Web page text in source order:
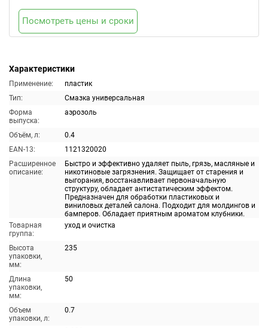
Характеристики
Применение:
пластик
Тип:
Смазка универсальная
Форма
выпуска:
аэрозоль
Объём, л:
0.4
EAN-13:
1121320020
Расширенное
описание:
Быстро и эффективно удаляет пыль, грязь, масляные и
никотиновые загрязнения. Защищает от старения и
выгорания, восстанавливает первоначальную
структуру, обладает антистатическим эффектом.
Предназначен для обработки пластиковых и
виниловых деталей салона. Подходит для молдингов и
бамперов. Обладает приятным ароматом клубники.
Товарная
группа:
уход и очистка
Высота
упаковки,
мм:
235
Длина
упаковки,
мм:
50
Объем
упаковки, л:
0.7
Посмотреть цены и сроки